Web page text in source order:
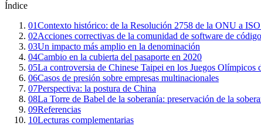
Índice
01Contexto histórico: de la Resolución 2758 de la ONU a
02Acciones correctivas de la comunidad de software de
03Un impacto más amplio en la denominación
04Cambio en la cubierta del pasaporte en 2020
05La controversia de Chinese Taipei en los Juegos Olímpicos
06Casos de presión sobre empresas multinacionales
07Perspectiva: la postura de China
08La Torre de Babel de la soberanía: preservación de la
09Referencias
10Lecturas complementarias